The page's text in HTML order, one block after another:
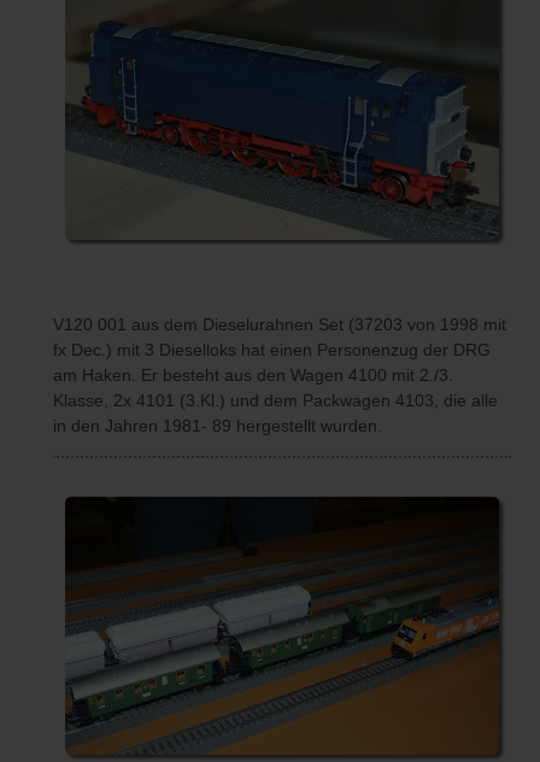
V120 001 aus dem Dieselurahnen Set (37203 von 1998 mit
fx Dec.) mit 3 Dieselloks hat einen Personenzug der DRG
am Haken. Er besteht aus den Wagen 4100 mit 2./3.
Klasse, 2x 4101 (3.Kl.) und dem Packwagen 4103, die alle
in den Jahren 1981- 89 hergestellt wurden.